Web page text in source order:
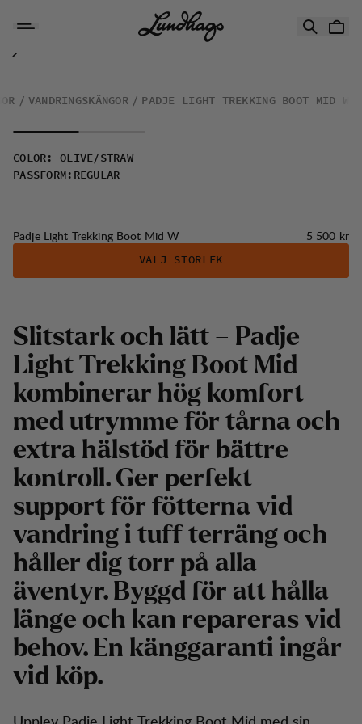
Padje Light Trekking Boot Mid W
VANDRINGSKÄNGOR PADJE LIGHT TREKKING BOOT MID W
COLOR : OLIVE/STRAW
PASSFORM : REGULAR
Padje Light Trekking Boot Mid W Pris:
5 500 kr
VÄLJ STORLEK
Slitstark och lätt – Padje
Light Trekking Boot Mid
kombinerar hög komfort
med utrymme för tårna och
extra hälstöd för bättre
kontroll. Ger perfekt
support för fötterna vid
vandring i tuff terräng och
håller dig torr på alla
äventyr. Byggd för att hålla
länge och kan repareras vid
behov. En känggaranti ingår
vid köp.